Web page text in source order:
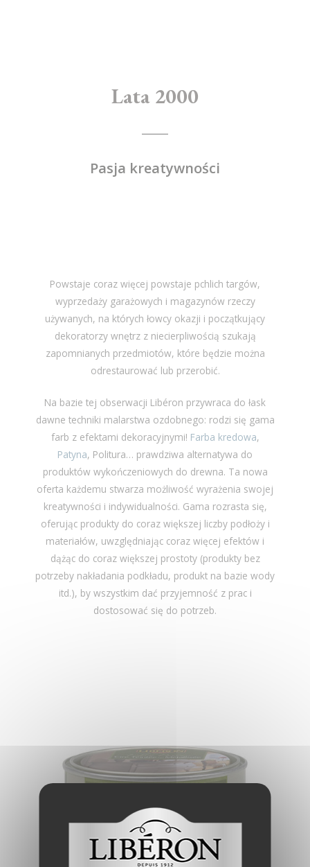
Lata 2000
Pasja kreatywności
Powstaje coraz więcej powstaje pchlich targów,
wyprzedaży garażowych i magazynów rzeczy
używanych, na których łowcy okazji i początkujący
dekoratorzy wnętrz z niecierpliwością szukają
zapomnianych przedmiotów, które będzie można
odrestaurować lub przerobić.
Na bazie tej obserwacji Libéron przywraca do łask
dawne techniki malarstwa ozdobnego: rodzi się gama
farb z efektami dekoracyjnymi! Farba kredowa,
Patyna, Politura… prawdziwa alternatywa do
produktów wykończeniowych do drewna. Ta nowa
oferta każdemu stwarza możliwość wyrażenia swojej
kreatywności i indywidualności. Gama rozrasta się,
oferując produkty do coraz większej liczby podłoży i
materiałów, uwzględniając coraz więcej efektów i
dążąc do coraz większej prostoty (produkty bez
potrzeby nakładania podkładu, produkt na bazie wody
itd.), by wszystkim dać przyjemność z prac i
dostosować się do potrzeb.